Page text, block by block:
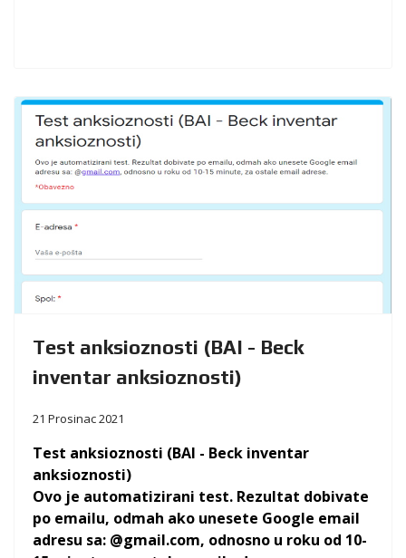
Test anksioznosti (BAI - Beck
inventar anksioznosti)
21 Prosinac 2021
Test anksioznosti (BAI - Beck inventar
anksioznosti)
Ovo je automatizirani test. Rezultat dobivate
po emailu, odmah ako unesete Google email
adresu sa: @gmail.com, odnosno u roku od 10-